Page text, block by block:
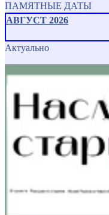
ПАМЯТНЫЕ ДАТЫ
АВГУСТ 2026
Актуально